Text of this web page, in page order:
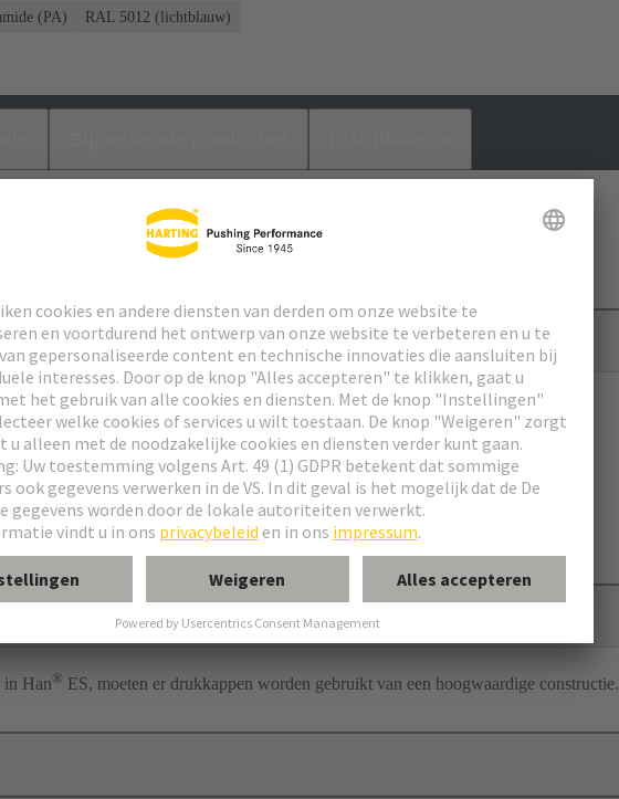
(PA) RAL 5012 (lichtblauw)
in Han® ES, moeten er drukkappen worden gebruikt van een hoogwaardige constructie.